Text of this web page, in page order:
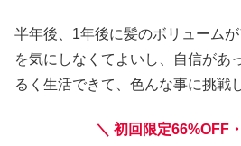
半年後、1年後に髪のボリューム
を気にしなくてよいし、自信があ
るく生活できて、色んな事に挑戦
＼ 初回限定66%OFF